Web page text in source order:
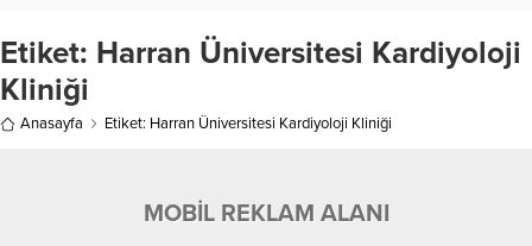
Etiket: Harran Üniversitesi Kardiyoloji
Kliniği
Anasayfa Etiket: Harran Üniversitesi Kardiyoloji Kliniği
MOBİL REKLAM ALANI